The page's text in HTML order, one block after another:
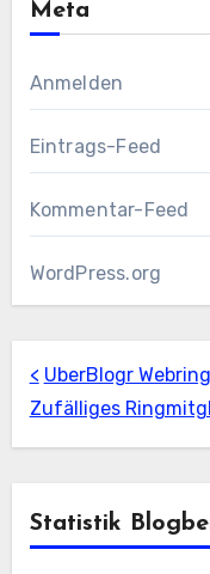
Meta
Anmelden
Eintrags-Feed
Kommentar-Feed
WordPress.org
< UberBlogr Webring
Zufälliges
Statistik